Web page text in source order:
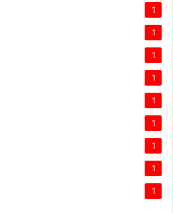
1
1
1
1
1
1
1
1
1